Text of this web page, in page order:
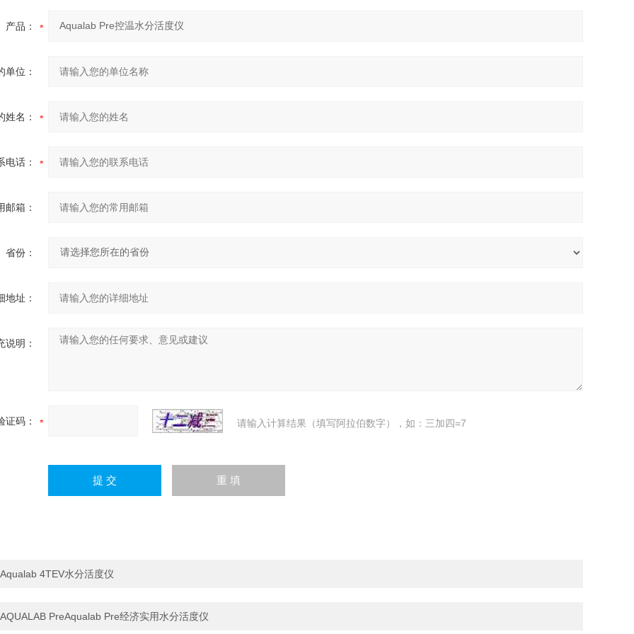
产品：
单位：
姓名：
电话：
邮箱：
省份：
地址：
说明：
证码： 请输入计算结果（填写阿拉伯数字），如：三加四=7
Aqualab 4TEV水分活度仪
AQUALAB PreAqualab Pre经济实用水分活度仪